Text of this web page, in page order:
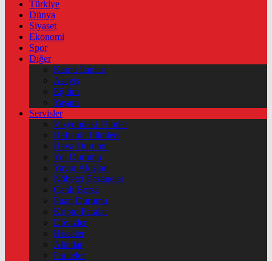
Türkiye
Dünya
Siyaset
Ekonomi
Spor
Diğer
Kamu İlanları
Asayiş
Eğitim
Yaşam
Servisler
Vizyondaki Filmler
Haftanin Filmleri
Hava Durumu
Yol Durumu
Yayın Akışları
Nöbetçi Eczaneler
Canlı Borsa
Puan Durumu
Kripto Paralar
Dövizler
Hisseler
Altınlar
Pariteler